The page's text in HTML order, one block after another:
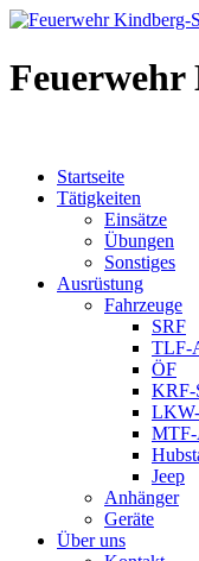
Startseite
Tätigkeiten
Einsätze
Übungen
Sonstiges
Ausrüstung
Fahrzeuge
SRF
TLF-
ÖF
KRF-
Jeep
Anhänger
Geräte
Über uns